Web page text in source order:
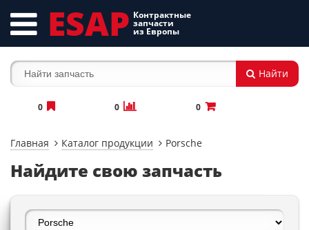
ESAP Контрактные
запчасти
из Европы
Найти
0 0 0
Главная Каталог продукции Porsche
Найдите свою запчасть